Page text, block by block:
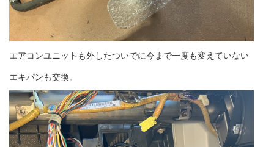
エアコンユニットも外したついでに今まで一度も変えていない
エキパンも交換。